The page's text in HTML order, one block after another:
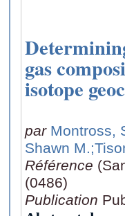
gas
isotope
par Montross,
Shawn M.
Référence
(0486)
Publication